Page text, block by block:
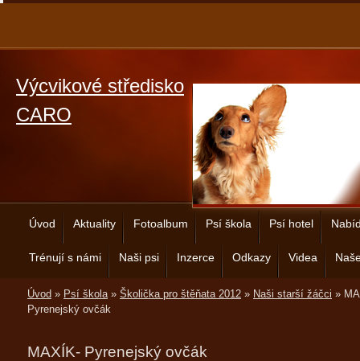
Výcvikové středisko
CARO
Úvod Aktuality Fotoalbum Psí škola Psí hotel
Trénují s námi Naši psi Inzerce Odkazy Videa
Úvod » Psí škola» Školička pro štěňata 2012 » Naši starší žáčci »
Pyrenejský ovčák
MAXÍK- Pyrenejský ovčák